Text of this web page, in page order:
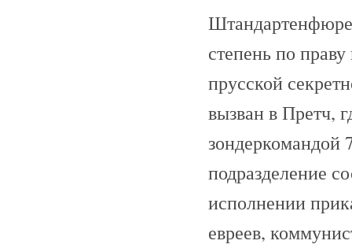
степень по
прусской
вызван в Претч,
зондеркомандой
подразделение
исполнении
евреев,